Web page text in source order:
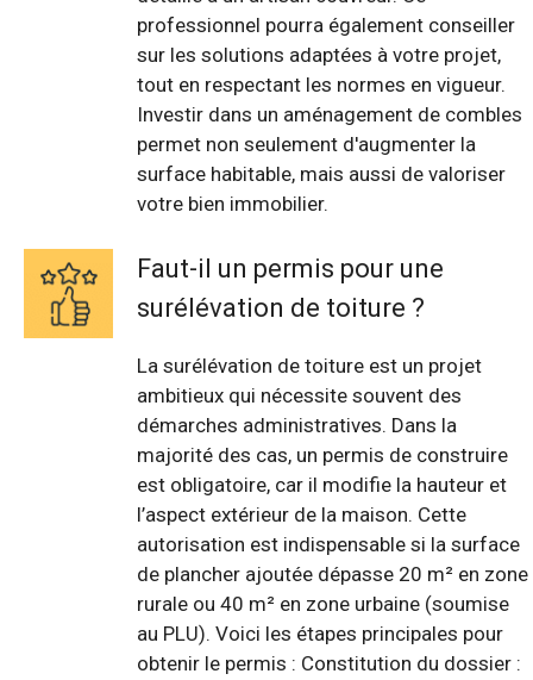
professionnel pourra également conseiller
sur les solutions adaptées à votre projet,
tout en respectant les normes en vigueur.
Investir dans un aménagement de combles
permet non seulement d'augmenter la
surface habitable, mais aussi de valoriser
votre bien immobilier.
Faut-il un permis pour une
surélévation de toiture ?
La surélévation de toiture est un projet
ambitieux qui nécessite souvent des
démarches administratives. Dans la
majorité des cas, un permis de construire
est obligatoire, car il modifie la hauteur et
l’aspect extérieur de la maison. Cette
autorisation est indispensable si la surface
de plancher ajoutée dépasse 20 m² en zone
rurale ou 40 m² en zone urbaine (soumise
au PLU). Voici les étapes principales pour
obtenir le permis : Constitution du dossier :